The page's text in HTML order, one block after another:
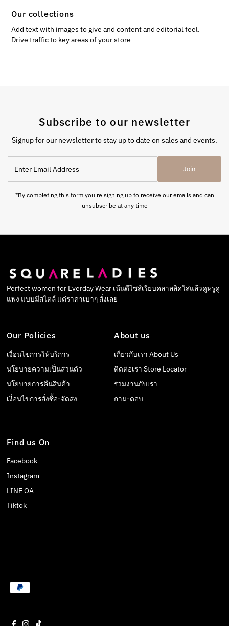
Our collections
Add text with images to give and content and editorial feel.
Drive traffic to key areas of your store
Subscribe to our newsletter
Signup for our newsletter to stay up to date on sales and events.
Email
Address
Join
*By completing this form you're signing up to receive our emails and can
unsubscribe at any time
Perfect women for Everday Wear เน้นดีไซส์เรียบคลาสสิคใส่แล้วดูหรูดู
แพง แบบมีสไตล์ แต่ราคาเบาๆ สั่งเลย
Our Policies
เงื่อนไขการให้บริการ
นโยบายความเป็นส่วนตัว
นโยบายการคืนสินค้า
เงื่อนไขการสั่งซื้อ-จัดส่ง
About us
เกี่ยวกับเรา About Us
ติดต่อเรา Store Locator
ร่วมงานกับเรา
ถาม-ตอบ
Find us On
Facebook
Instagram
LINE OA
Tiktok